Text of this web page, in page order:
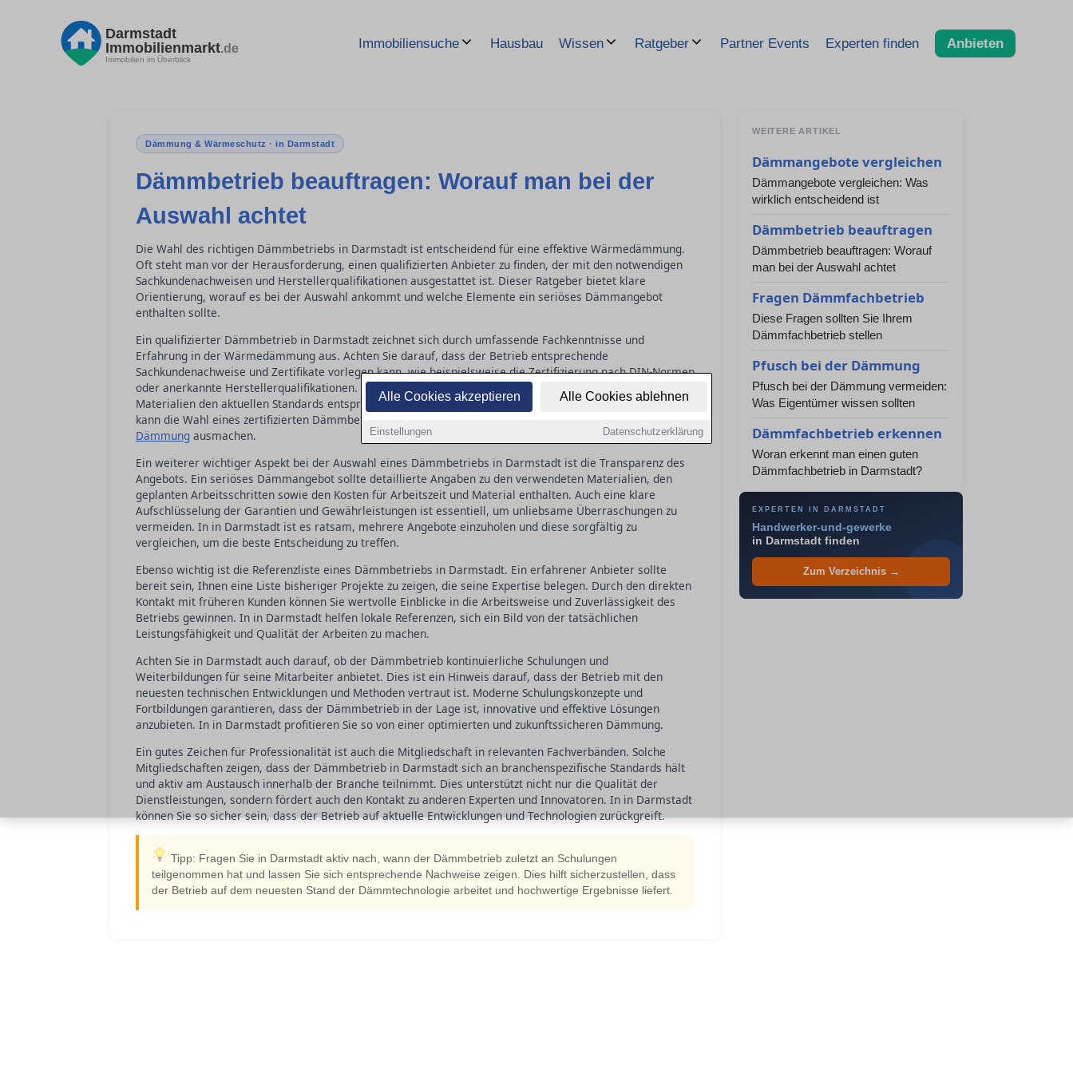
Alle Cookies akzeptieren Alle Cookies ablehnen
Einstellungen Datenschutzerklärung
Darmstadt
Immobilienmarkt.de
Immobilien im Überblick
Immobiliensuche Hausbau Wissen Ratgeber Partner Events Experten finden Anbieten
Dämmung & Wärmeschutz · in Darmstadt
Dämmbetrieb beauftragen: Worauf man bei der
Auswahl achtet
Die Wahl des richtigen Dämmbetriebs in Darmstadt ist entscheidend für eine effektive Wärmedämmung.
Oft steht man vor der Herausforderung, einen qualifizierten Anbieter zu finden, der mit den notwendigen
Sachkundenachweisen und Herstellerqualifikationen ausgestattet ist. Dieser Ratgeber bietet klare
Orientierung, worauf es bei der Auswahl ankommt und welche Elemente ein seriöses Dämmangebot
enthalten sollte.
Ein qualifizierter Dämmbetrieb in Darmstadt zeichnet sich durch umfassende Fachkenntnisse und
Erfahrung in der Wärmedämmung aus. Achten Sie darauf, dass der Betrieb entsprechende
Sachkundenachweise und Zertifikate vorlegen kann, wie beispielsweise die Zertifizierung nach DIN-Normen
oder anerkannte Herstellerqualifikationen. Diese Qualifikationen stellen sicher, dass die verwendeten
Materialien den aktuellen Standards entsprechen und fachgerecht verarbeitet werden. In in Darmstadt
kann die Wahl eines zertifizierten Dämmbetriebs den Unterschied in Qualität und Langlebigkeit der
Dämmung ausmachen.
Ein weiterer wichtiger Aspekt bei der Auswahl eines Dämmbetriebs in Darmstadt ist die Transparenz des
Angebots. Ein seriöses Dämmangebot sollte detaillierte Angaben zu den verwendeten Materialien, den
geplanten Arbeitsschritten sowie den Kosten für Arbeitszeit und Material enthalten. Auch eine klare
Aufschlüsselung der Garantien und Gewährleistungen ist essentiell, um unliebsame Überraschungen zu
vermeiden. In in Darmstadt ist es ratsam, mehrere Angebote einzuholen und diese sorgfältig zu
vergleichen, um die beste Entscheidung zu treffen.
Ebenso wichtig ist die Referenzliste eines Dämmbetriebs in Darmstadt. Ein erfahrener Anbieter sollte
bereit sein, Ihnen eine Liste bisheriger Projekte zu zeigen, die seine Expertise belegen. Durch den direkten
Kontakt mit früheren Kunden können Sie wertvolle Einblicke in die Arbeitsweise und Zuverlässigkeit des
Betriebs gewinnen. In in Darmstadt helfen lokale Referenzen, sich ein Bild von der tatsächlichen
Leistungsfähigkeit und Qualität der Arbeiten zu machen.
Achten Sie in Darmstadt auch darauf, ob der Dämmbetrieb kontinuierliche Schulungen und
Weiterbildungen für seine Mitarbeiter anbietet. Dies ist ein Hinweis darauf, dass der Betrieb mit den
neuesten technischen Entwicklungen und Methoden vertraut ist. Moderne Schulungskonzepte und
Fortbildungen garantieren, dass der Dämmbetrieb in der Lage ist, innovative und effektive Lösungen
anzubieten. In in Darmstadt profitieren Sie so von einer optimierten und zukunftssicheren Dämmung.
Ein gutes Zeichen für Professionalität ist auch die Mitgliedschaft in relevanten Fachverbänden. Solche
Mitgliedschaften zeigen, dass der Dämmbetrieb in Darmstadt sich an branchenspezifische Standards hält
und aktiv am Austausch innerhalb der Branche teilnimmt. Dies unterstützt nicht nur die Qualität der
Dienstleistungen, sondern fördert auch den Kontakt zu anderen Experten und Innovatoren. In in Darmstadt
können Sie so sicher sein, dass der Betrieb auf aktuelle Entwicklungen und Technologien zurückgreift.
Tipp: Fragen Sie in Darmstadt aktiv nach, wann der Dämmbetrieb zuletzt an Schulungen
teilgenommen hat und lassen Sie sich entsprechende Nachweise zeigen. Dies hilft sicherzustellen, dass
der Betrieb auf dem neuesten Stand der Dämmtechnologie arbeitet und hochwertige Ergebnisse liefert.
WEITERE ARTIKEL
Dämmangebote vergleichen
Dämmangebote vergleichen: Was
wirklich entscheidend ist
Dämmbetrieb beauftragen
Dämmbetrieb beauftragen: Worauf
man bei der Auswahl achtet
Fragen Dämmfachbetrieb
Diese Fragen sollten Sie Ihrem
Dämmfachbetrieb stellen
Pfusch bei der Dämmung
Pfusch bei der Dämmung vermeiden:
Was Eigentümer wissen sollten
Dämmfachbetrieb erkennen
Woran erkennt man einen guten
Dämmfachbetrieb in Darmstadt?
EXPERTEN IN DARMSTADT
Handwerker-und-gewerke
in Darmstadt finden
Zum Verzeichnis →